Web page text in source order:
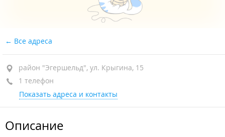
Все адреса
район "Эгершельд", ул. Крыгина, 15
1 телефон
Показать адреса и контакты
Описание